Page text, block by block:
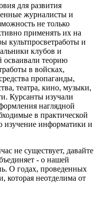
для развития
журналисты и
не только
применять их на
культпросветработы и
клубов и
осваивали теорию
в войсках,
пропаганды,
театра, кино, музыки,
Курсанты изучали
наглядной
в практической
изучение информатики и
не существует, давайте
- о нашей
О годах, проведенных
которая неотделима от